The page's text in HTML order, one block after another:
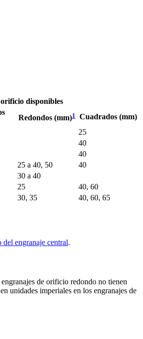
disponibles
Redondos (mm)1
Cuadrados (mm)
25
40
40
25 a 40, 50
40
30 a 40
25
40, 60
30, 35 40, 60, 65
engranaje central.
de orificio redondo no tienen
unidades imperiales en los engranajes de